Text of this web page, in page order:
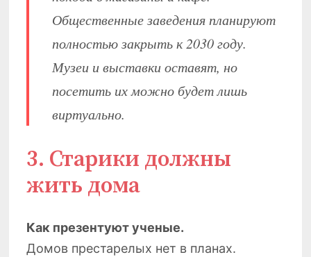
Общественные заведения планируют
полностью закрыть к 2030 году.
Музеи и выставки оставят, но
посетить их можно будет лишь
виртуально.
3. Старики должны
жить дома
Как презентуют ученые.
Домов престарелых нет в планах.